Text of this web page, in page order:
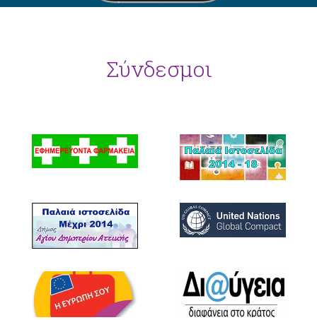
Σύνδεσμοι